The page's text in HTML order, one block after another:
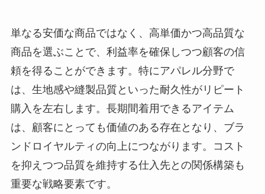
単なる安価な商品ではなく、高単価かつ高品質な
商品を選ぶことで、利益率を確保しつつ顧客の信
頼を得ることができます。特にアパレル分野で
は、生地感や縫製品質といった耐久性がリピート
購入を左右します。長期間着用できるアイテム
は、顧客にとっても価値のある存在となり、ブラ
ンドロイヤルティの向上につながります。コスト
を抑えつつ品質を維持する仕入先との関係構築も
重要な戦略要素です。